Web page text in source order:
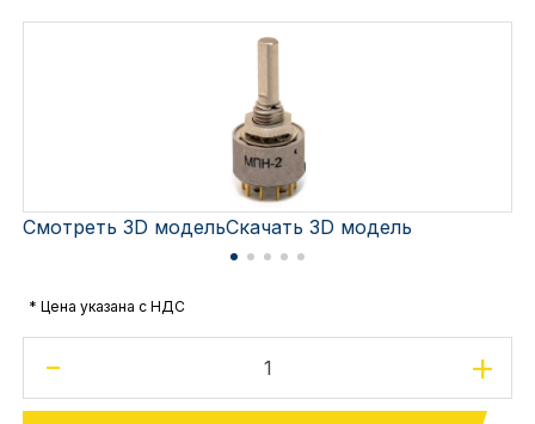
Смотреть 3D модельСкачать 3D модель
* Цена указана с НДС
- +